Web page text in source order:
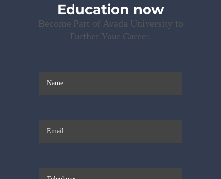
Education now
Become Part of Avada University to
Further Your Career.